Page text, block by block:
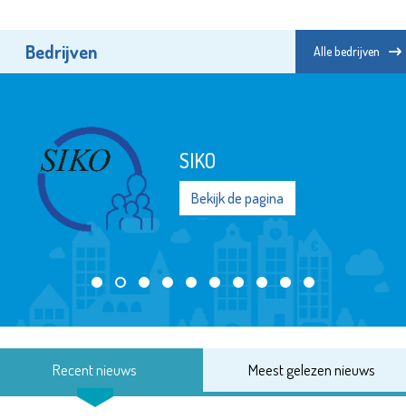
Bedrijven Alle bedrijven
SIKO
Bekijk de pagina
Recent nieuws Meest gelezen nieuws